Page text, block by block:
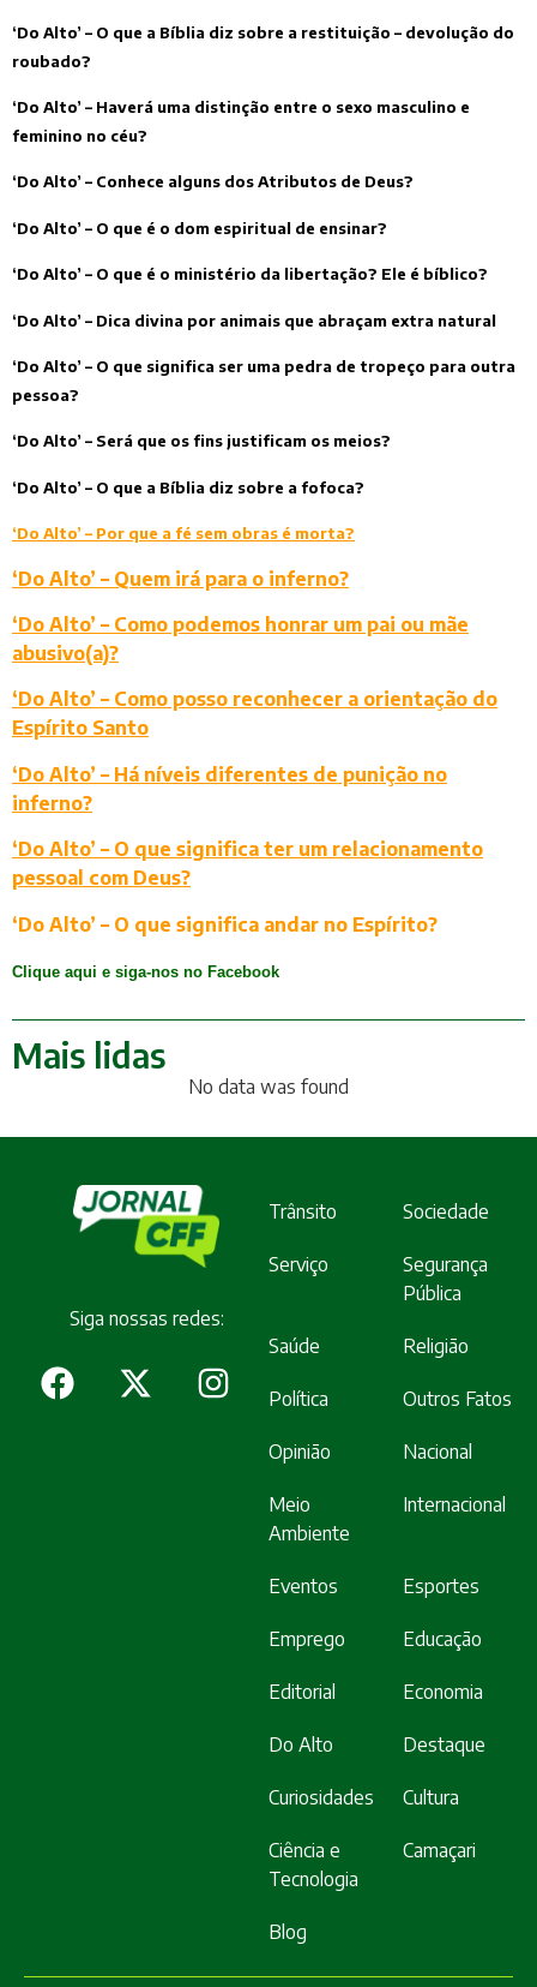
‘Do Alto’ – O que a Bíblia diz sobre a restituição – devolução do
roubado?
‘Do Alto’ – Haverá uma distinção entre o sexo masculino e
feminino no céu?
‘Do Alto’ – Conhece alguns dos Atributos de Deus?
‘Do Alto’ – O que é o dom espiritual de ensinar?
‘Do Alto’ – O que é o ministério da libertação? Ele é bíblico?
‘Do Alto’ – Dica divina por animais que abraçam extra natural
‘Do Alto’ – O que significa ser uma pedra de tropeço para outra
pessoa?
‘Do Alto’ – Será que os fins justificam os meios?
‘Do Alto’ – O que a Bíblia diz sobre a fofoca?
‘Do Alto’ – Por que a fé sem obras é morta?
‘Do Alto’ – Quem irá para o inferno?
‘Do Alto’ – Como podemos honrar um pai ou mãe
abusivo(a)?
‘Do Alto’ – Como posso reconhecer a orientação do
Espírito Santo
‘Do Alto’ – Há níveis diferentes de punição no
inferno?
‘Do Alto’ – O que significa ter um relacionamento
pessoal com Deus?
‘Do Alto’ – O que significa andar no Espírito?
Clique aqui e siga-nos no Facebook
Mais lidas
No data was found
Siga nossas redes:
Trânsito Sociedade
Serviço
Segurança
Pública
Saúde Religião
Política Outros Fatos
Opinião Nacional
Meio
Ambiente
Internacional
Eventos Esportes
Emprego Educação
Editorial Economia
Do Alto Destaque
Curiosidades Cultura
Ciência e
Tecnologia
Camaçari
Blog